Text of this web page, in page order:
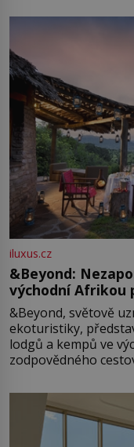
iluxus.cz
&Beyond:
východní Afrikou
&Beyond, světově
ekoturistiky,
lodgů a kempů ve
zodpovědného